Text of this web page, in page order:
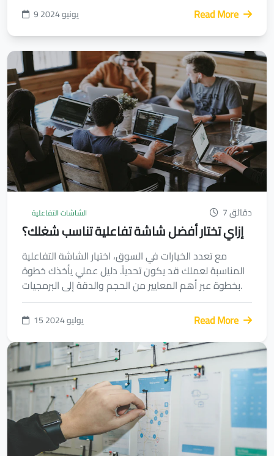
9 يونيو 2024 Read More
الشاشات التفاعلية 7 دقائق
إزاي تختار أفضل شاشة تفاعلية تناسب شغلك؟
مع تعدد الخيارات في السوق، اختيار الشاشة التفاعلية
المناسبة لعملك قد يكون تحدياً. دليل عملي يأخذك خطوة
بخطوة عبر أهم المعايير من الحجم والدقة إلى البرمجيات.
15 يوليو 2024 Read More